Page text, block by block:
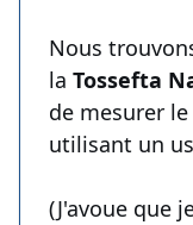
Nous
la Tossefta
de mesurer
utilisant un
(J'avoue que